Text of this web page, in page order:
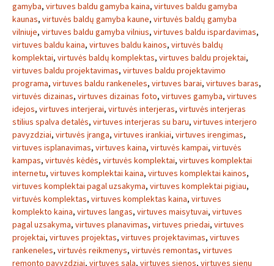
gamyba, virtuves baldu gamyba kaina, virtuves baldu gamyba
kaunas, virtuvės baldų gamyba kaune, virtuvės baldų gamyba
vilniuje, virtuves baldu gamyba vilnius, virtuves baldu ispardavimas,
virtuves baldu kaina, virtuves baldu kainos, virtuvės baldų
komplektai, virtuvės baldų komplektas, virtuves baldu projektai,
virtuves baldu projektavimas, virtuves baldu projektavimo
programa, virtuves baldu rankeneles, virtuves barai, virtuves baras,
virtuvės dizainas, virtuves dizainas foto, virtuves gamyba, virtuves
idejos, virtuves interjerai, virtuvės interjeras, virtuvės interjeras
stilius spalva detalės, virtuves interjeras su baru, virtuves interjero
pavyzdziai, virtuvės įranga, virtuves irankiai, virtuves irengimas,
virtuves isplanavimas, virtuves kaina, virtuvės kampai, virtuvės
kampas, virtuvės kėdės, virtuvės komplektai, virtuves komplektai
internetu, virtuves komplektai kaina, virtuves komplektai kainos,
virtuves komplektai pagal uzsakyma, virtuves komplektai pigiau,
virtuvės komplektas, virtuves komplektas kaina, virtuves
komplekto kaina, virtuves langas, virtuves maisytuvai, virtuves
pagal uzsakyma, virtuves planavimas, virtuves priedai, virtuves
projektai, virtuves projektas, virtuves projektavimas, virtuves
rankeneles, virtuvės reikmenys, virtuvės remontas, virtuves
remonto pavyzdziai, virtuves sala, virtuves sienos, virtuves sienu